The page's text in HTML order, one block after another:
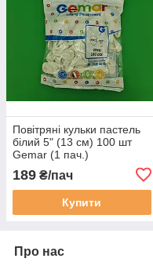
Повітряні кульки пастель
білий 5" (13 см) 100 шт
Gemar (1 пач.)
189 ₴/пач
Купити
Про нас